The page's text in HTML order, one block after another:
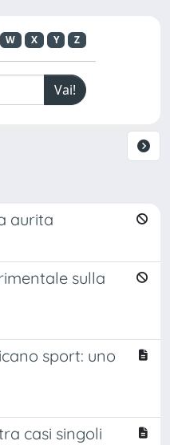
W X Y Z
aurita
sulla
sport: uno
casi singoli